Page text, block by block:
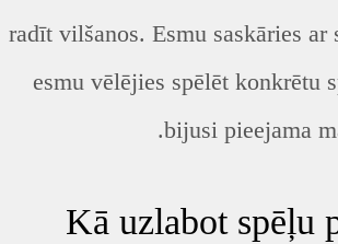
radīt vilšanos. Esmu saskāries ar
esmu vēlējies spēlēt konkrētu
bijusi pieejama
Kā uzlabot spēļu